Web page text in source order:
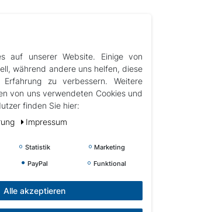
– unser umfassender
bestens betreut
erster Stelle.
auf unserer Website. Einige von
während andere uns helfen, diese
zu verbessern. Weitere
von uns verwendeten Cookies und
finden Sie hier:
Impressum
Statistik
Marketing
PayPal Funktional
Alle akzeptieren